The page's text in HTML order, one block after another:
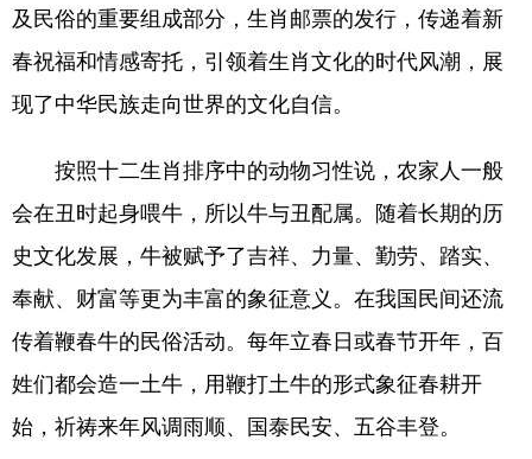
及民俗的重要组成部分，生肖邮票的发行，传递着新
春祝福和情感寄托，引领着生肖文化的时代风潮，展
现了中华民族走向世界的文化自信。
按照十二生肖排序中的动物习性说，农家人一般
会在丑时起身喂牛，所以牛与丑配属。随着长期的历
史文化发展，牛被赋予了吉祥、力量、勤劳、踏实、
奉献、财富等更为丰富的象征意义。在我国民间还流
传着鞭春牛的民俗活动。每年立春日或春节开年，百
姓们都会造一土牛，用鞭打土牛的形式象征春耕开
始，祈祷来年风调雨顺、国泰民安、五谷丰登。